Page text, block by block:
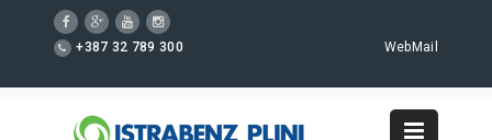
+387 32 789 300 WebMail